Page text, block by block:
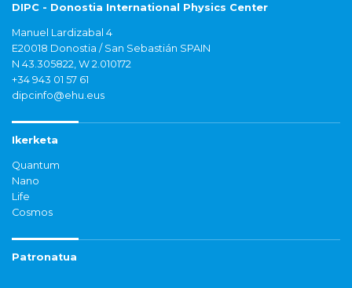
DIPC - Donostia International Physics Center
Manuel Lardizabal 4
E20018 Donostia / San Sebastián SPAIN
N 43.305822, W 2.010172
+34 943 01 57 61
dipcinfo@ehu.eus
Ikerketa
Quantum
Nano
Life
Cosmos
Patronatua